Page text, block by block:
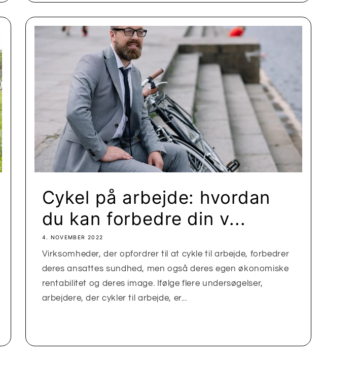
Cykel på arbejde: hvordan
du kan forbedre din v...
4. NOVEMBER 2022
Virksomheder, der opfordrer til at cykle til arbejde, forbedrer
deres ansattes sundhed, men også deres egen økonomiske
rentabilitet og deres image. Ifølge flere undersøgelser,
arbejdere, der cykler til arbejde, er...